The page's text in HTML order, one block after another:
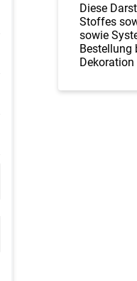
Diese
Stoffes
sowie
Bestellung